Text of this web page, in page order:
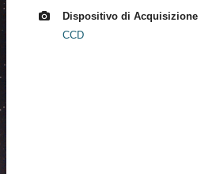
Dispositivo di Acquisizione
CCD